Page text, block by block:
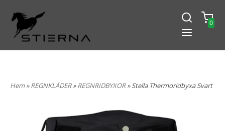
0
Hem»REGNKLÄDER»REGNRIDBYXOR» Stella Thermoridbyxa Svart